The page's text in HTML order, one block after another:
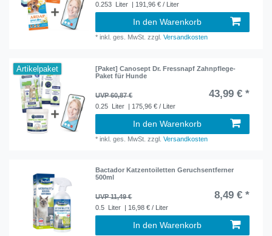
0.253 Liter | 191,96 € / Liter
In den Warenkorb
*inkl. ges. MwSt. zzgl.Versandkosten
Artikelpaket
[Paket] Canosept Dr. Fressnapf Zahnpflege-
Paket für Hunde
UVP 60,87 € 43,99 € *
0.25 Liter | 175,96 € / Liter
In den Warenkorb
*inkl. ges. MwSt. zzgl.Versandkosten
Bactador Katzentoiletten Geruchsentferner
500ml
UVP 11,49 € 8,49 € *
0.5 Liter | 16,98 € / Liter
In den Warenkorb